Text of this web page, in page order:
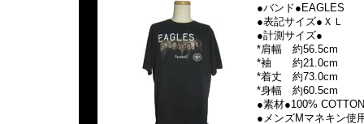
●バンド●EAGLES
●表記サイズ●ＸＬ
●計測サイズ●
*肩幅 約56.5cm
*袖 約21.0cm
*着丈 約73.0cm
*身幅 約60.5cm
●素材●100% COTTON
●メンズMマネキン使